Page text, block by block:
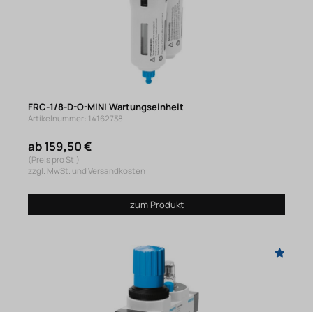
FRC-1/8-D-O-MINI Wartungseinheit
Artikelnummer: 14162738
ab 159,50 €
(Preis pro St.)
zzgl. MwSt. und Versandkosten
zum Produkt